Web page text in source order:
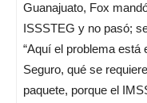
Guanajuato, Fox
ISSSTEG y no pasó;
“Aquí el problema está
Seguro, qué se
paquete, porque el